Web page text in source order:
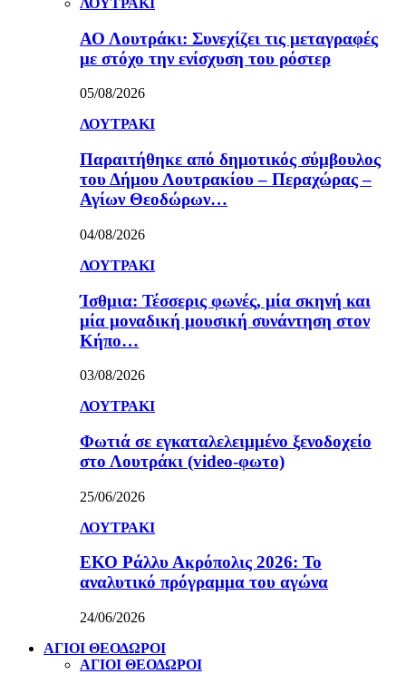
ΛΟΥΤΡΑΚΙ
ΑΟ Λουτράκι: Συνεχίζει τις μεταγραφές
με στόχο την ενίσχυση του ρόστερ
05/08/2026
ΛΟΥΤΡΑΚΙ
Παραιτήθηκε από δημοτικός σύμβουλος
του Δήμου Λουτρακίου – Περαχώρας –
Αγίων Θεοδώρων…
04/08/2026
ΛΟΥΤΡΑΚΙ
Ίσθμια: Τέσσερις φωνές, μία σκηνή και
μία μοναδική μουσική συνάντηση στον
Κήπο…
03/08/2026
ΛΟΥΤΡΑΚΙ
Φωτιά σε εγκαταλελειμμένο ξενοδοχείο
στο Λουτράκι (video-φωτο)
25/06/2026
ΛΟΥΤΡΑΚΙ
ΕΚΟ Ράλλυ Ακρόπολις 2026: Το
αναλυτικό πρόγραμμα του αγώνα
24/06/2026
ΑΓΙΟΙ ΘΕΟΔΩΡΟΙ
ΑΓΙΟΙ ΘΕΟΔΩΡΟΙ